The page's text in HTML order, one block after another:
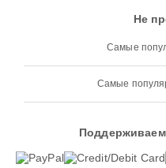
Не
Самые
Самые